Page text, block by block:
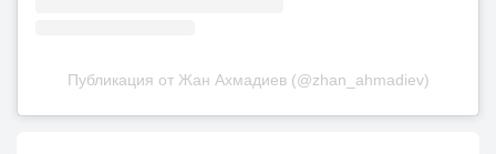
Публикация от Жан Ахмадиев (@zhan_ahmadiev)